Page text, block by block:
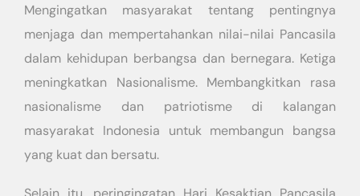
Mengingatkan masyarakat tentang pentingnya
menjaga dan mempertahankan nilai-nilai Pancasila
dalam kehidupan berbangsa dan bernegara. Ketiga
meningkatkan Nasionalisme. Membangkitkan rasa
nasionalisme dan patriotisme di kalangan
masyarakat Indonesia untuk membangun bangsa
yang kuat dan bersatu.